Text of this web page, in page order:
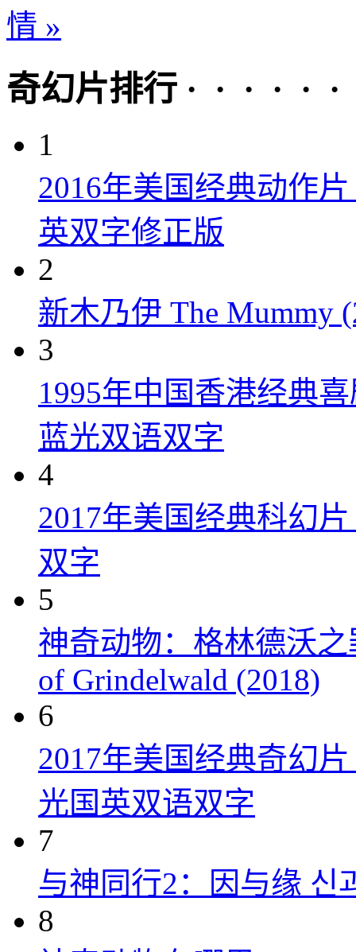
情 »
奇幻片排行 · · · · · ·
1
2016年美国经典动作
英双字修正版
2
新木乃伊 The Mummy
3
1995年中国香港经典
蓝光双语双字
4
2017年美国经典科幻
双字
5
神奇动物：格林德沃之
of Grindelwald (2018)
6
2017年美国经典奇幻
光国英双语双字
7
与神同行2：因与缘 신
8